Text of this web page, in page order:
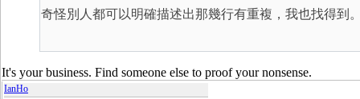
奇怪別人都可以明確描述出那幾行有重複，我也找得到
It's your business. Find someone else to proof your nonsense.
IanHo